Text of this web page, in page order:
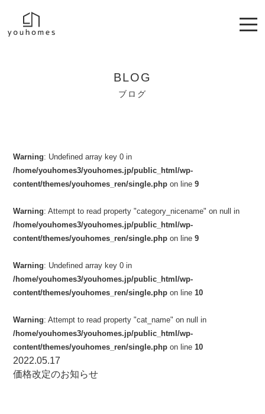
BLOG
ブログ
Warning: Undefined array key 0 in
/home/youhomes3/youhomes.jp/public_html/wp-
content/themes/youhomes_ren/single.php on line9
Warning: Attempt to read property "category_nicename" on null in
/home/youhomes3/youhomes.jp/public_html/wp-
content/themes/youhomes_ren/single.php on line9
Warning: Undefined array key 0 in
/home/youhomes3/youhomes.jp/public_html/wp-
content/themes/youhomes_ren/single.php on line10
Warning: Attempt to read property "cat_name" on null in
/home/youhomes3/youhomes.jp/public_html/wp-
content/themes/youhomes_ren/single.php on line10
2022.05.17
価格改定のお知らせ